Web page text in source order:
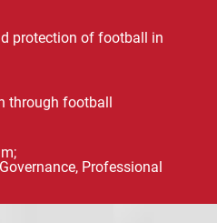
protection of football in
football
Professional